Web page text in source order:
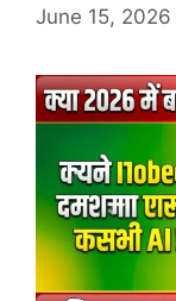
June 15, 2026